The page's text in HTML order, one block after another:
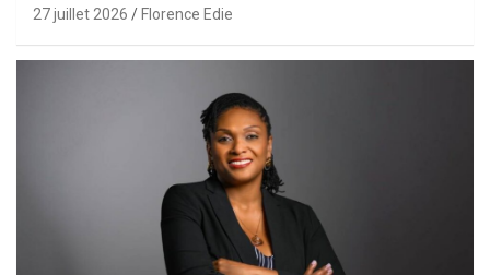
27 juillet 2026 Florence Edie